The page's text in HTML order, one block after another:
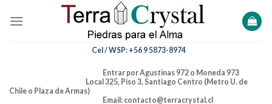
Cel / WSP: +56 9 5873-8974
Entrar por Agustinas 972 o Moneda 973
Local 325, Piso 3, Santiago Centro (Metro U. de
Chile o Plaza de Armas)
Email: contacto@terracrystal.cl